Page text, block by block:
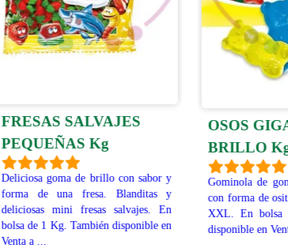
FRESAS SALVAJES
PEQUEÑAS Kg
Deliciosa goma de brillo con sabor y
forma de una fresa. Blanditas y
deliciosas mini fresas salvajes. En
bolsa de 1 Kg. También disponible en
Venta a ...
OSOS
BRILLO
Gominola de
con forma de
XXL. En bolsa
disponible en